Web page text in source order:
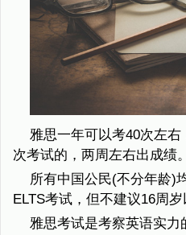
雅思一年可以考40次左
次考试的，两周左右出成绩。
所有中国公民(不分年龄)
ELTS考试，但不建议16周
雅思考试是考察英语实